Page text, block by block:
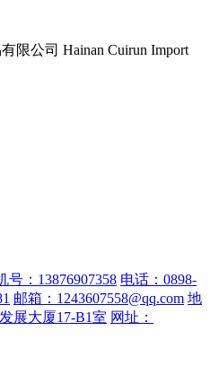
限公司 Hainan Cuirun Import
号：13876907358 电话：0898-
邮箱：1243607558@qq.com 地
展大厦17-B1室 网址：